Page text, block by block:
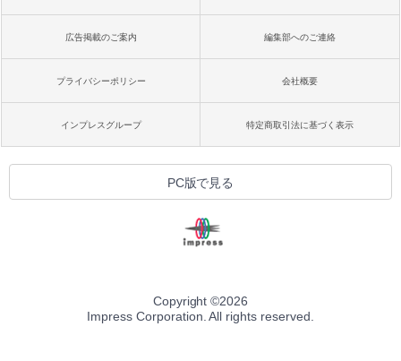
広告掲載のご案内 編集部へのご連絡
プライバシーポリシー 会社概要
インプレスグループ 特定商取引法に基づく表示
PC版で見る
Copyright ©2026
Impress Corporation. All rights reserved.